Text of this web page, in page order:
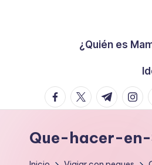
no
en
¿Quién es
facebook.com
twitter.com
t.me
Que-hacer-